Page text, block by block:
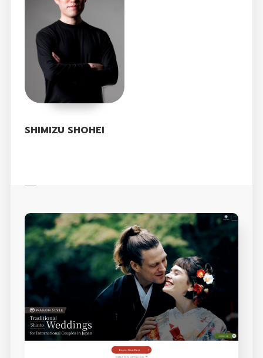
SHIMIZU SHOHEI